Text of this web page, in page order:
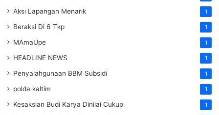
Aksi Lapangan Menarik 1
Beraksi Di 6 Tkp 1
MAmaUpe 1
HEADLINE NEWS 1
Penyalahgunaan BBM Subsidi 1
polda kaltim 1
Kesaksian Budi Karya Dinilai Cukup 1